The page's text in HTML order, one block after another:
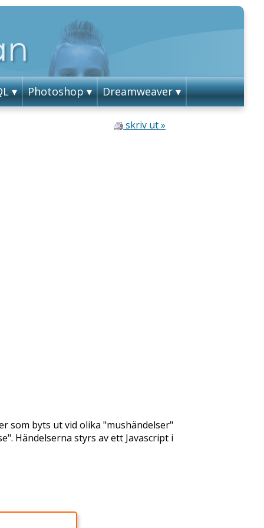
Photoshop Dreamweaver
skriv ut »
som byts ut vid olika "mushändelser"
Händelserna styrs av ett Javascript i